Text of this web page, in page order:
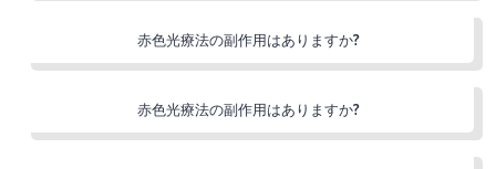
赤色光療法の副作用はありますか?
赤色光療法の副作用はありますか?